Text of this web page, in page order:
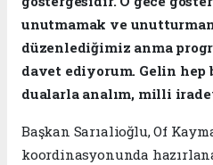
unutmamak ve
düzenlediğimiz anma
davet ediyorum. Gelin
dualarla analım, milli
Başkan Sarıalioğlu, Of
koordinasyonunda